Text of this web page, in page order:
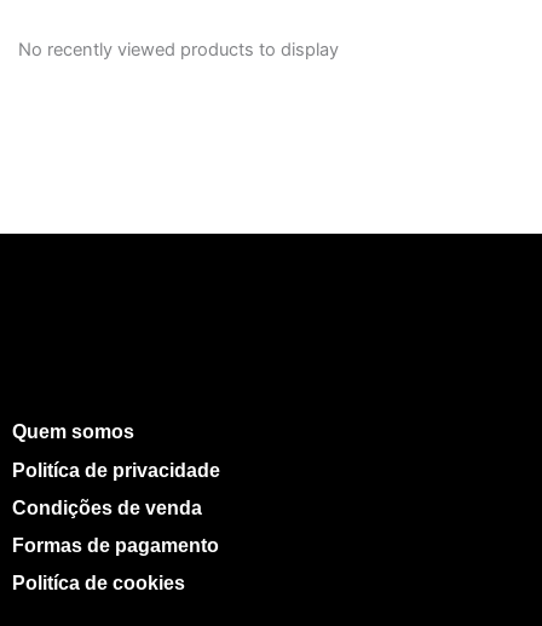
No recently viewed products to display
Quem somos
Politíca de privacidade
Condições de venda
Formas de pagamento
Politíca de cookies